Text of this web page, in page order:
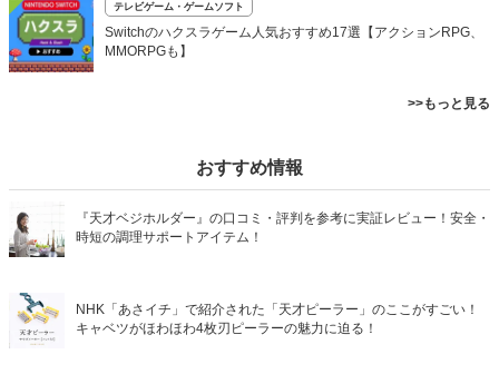
テレビゲーム・ゲームソフト
Switchのハクスラゲーム人気おすすめ17選【アクションRPG、
MMORPGも】
>>もっと見る
おすすめ情報
『天才ベジホルダー』の口コミ・評判を参考に実証レビュー！安全・
時短の調理サポートアイテム！
NHK「あさイチ」で紹介された「天才ピーラー」のここがすごい！
キャベツがほわほわ4枚刃ピーラーの魅力に迫る！